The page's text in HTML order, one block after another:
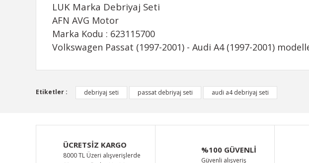
LUK Marka Debriyaj Seti
AFN AVG Motor
Marka Kodu : 623115700
Volkswagen Passat (1997-2001) - Audi A4 (1997-2001)
Bu ürünün fiyat bilgisi, resim, ürün açıklamalarında ve diğer konularda yetersiz
Görüş ve önerileriniz için teşekkür ederiz.
Ürün resmi kalitesiz, bozuk veya görüntülenemiyor.
Ürün açıklamasında eksik bilgiler bulunuyor.
Ürün bilgilerinde hatalar bulunuyor.
Etiketler : debriyaj seti passat debriyaj seti audi a4 debriyaj seti
ÜCRETSİZ KARGO
8000 TL Üzeri alışverişlerde
%100 GÜVENLİ
Güvenli alışveriş